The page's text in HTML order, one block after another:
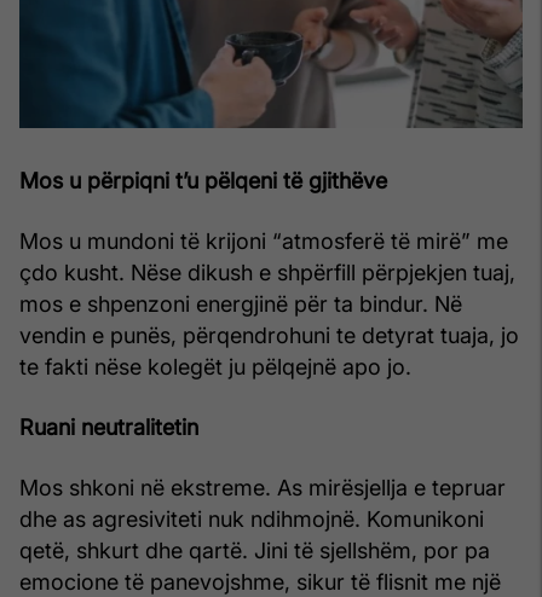
Mos u përpiqni t’u pëlqeni të gjithëve
Mos u mundoni të krijoni “atmosferë të mirë” me
çdo kusht. Nëse dikush e shpërfill përpjekjen tuaj,
mos e shpenzoni energjinë për ta bindur. Në
vendin e punës, përqendrohuni te detyrat tuaja, jo
te fakti nëse kolegët ju pëlqejnë apo jo.
Ruani neutralitetin
Mos shkoni në ekstreme. As mirësjellja e tepruar
dhe as agresiviteti nuk ndihmojnë. Komunikoni
qetë, shkurt dhe qartë. Jini të sjellshëm, por pa
emocione të panevojshme, sikur të flisnit me një